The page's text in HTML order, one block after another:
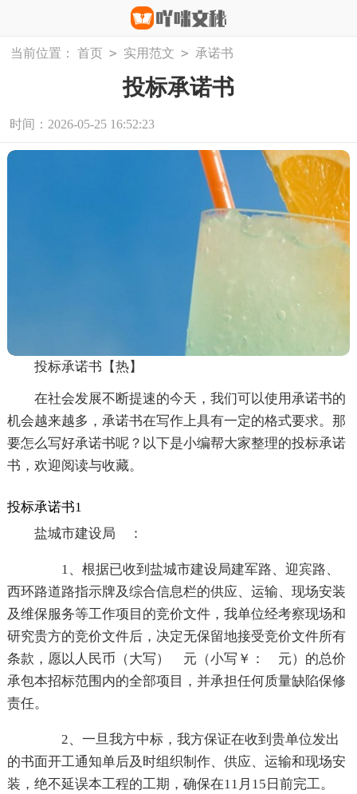
当前位置： 首页 > 实用范文 > 承诺书
投标承诺书
时间：2026-05-25 16:52:23
投标承诺书【热】
在社会发展不断提速的今天，我们可以使用承诺书的
机会越来越多，承诺书在写作上具有一定的格式要求。那
要怎么写好承诺书呢？以下是小编帮大家整理的投标承诺
书，欢迎阅读与收藏。
投标承诺书1
盐城市建设局 ：
1、根据已收到盐城市建设局建军路、迎宾路、
西环路道路指示牌及综合信息栏的供应、运输、现场安装
及维保服务等工作项目的竞价文件，我单位经考察现场和
研究贵方的竞价文件后，决定无保留地接受竞价文件所有
条款，愿以人民币（大写） 元（小写￥： 元）的总价
承包本招标范围内的全部项目，并承担任何质量缺陷保修
责任。
2、一旦我方中标，我方保证在收到贵单位发出
的书面开工通知单后及时组织制作、供应、运输和现场安
装，绝不延误本工程的工期，确保在11月15日前完工。